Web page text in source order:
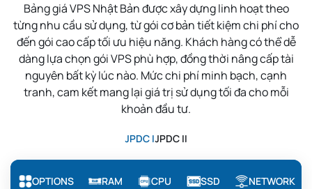
Bảng giáVPS Nhật Bảnđược xây dựng linh hoạt theo
từng nhu cầu sử dụng, từ gói cơ bản tiết kiệm chi phí cho
đến gói cao cấp tối ưu hiệu năng. Khách hàng có thể dễ
dàng lựa chọn gói VPS phù hợp, đồng thời nâng cấp tài
nguyên bất kỳ lúc nào. Mức chi phí minh bạch, cạnh
tranh, cam kết mang lại giá trị sử dụng tối đa cho mỗi
khoản đầu tư.
JPDC IJPDC II
OPTIONS RAM CPU SSD NETWORK